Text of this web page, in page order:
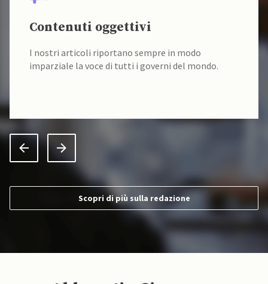
Contenuti oggettivi
I nostri articoli riportano sempre in modo
imparziale la voce di tutti i governi del mondo.
Scopri di più sulla redazione